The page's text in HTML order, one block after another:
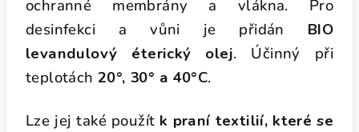
ochranné membrány a vlákna. Pro
desinfekci a vůni je přidán BIO
levandulový éterický olej. Účinný při
teplotách20°, 30° a 40°C.
Lze jej také použít k praní textilií, které se